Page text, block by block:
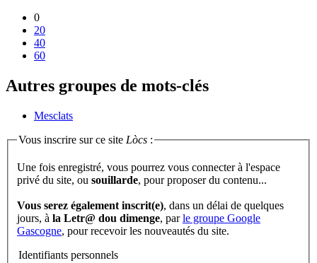
0
20
40
60
Autres groupes de mots-clés
Mesclats
Vous inscrire sur ce site Lòcs :
Une fois enregistré, vous pourrez vous connecter à l'espace
privé du site, ou souillarde , pour proposer du contenu...
Vous serez également inscrit(e), dans un délai de quelques
jours, à la Letr@ dou dimenge, parle groupe Google
Gascogne, pour recevoir les nouveautés du site.
Identifiants personnels